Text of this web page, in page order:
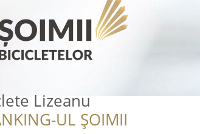
Lizeanu
UL ȘOIMII